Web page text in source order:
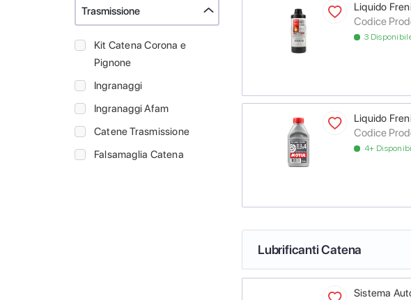
Trasmissione
Kit Catena Corona e
Pignone
Ingranaggi
Ingranaggi Afam
Catene Trasmissione
Falsamaglia Catena
Liquido
Codice
3
Liquido
Codice
4+
Lubrificanti Catena
Sistema